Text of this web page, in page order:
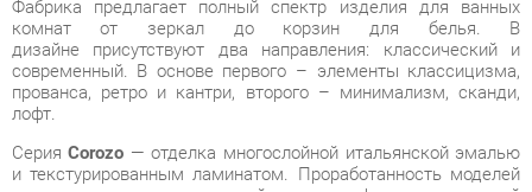
прованса, ретро и кантри, второго – минимализм, сканди,
лофт.
СерияCorozo — отделка многослойной итальянской эмалью
и текстурированным ламинатом. Проработанность моделей
для создания стиля и дизайнерского оформления ванной
Условия покупки